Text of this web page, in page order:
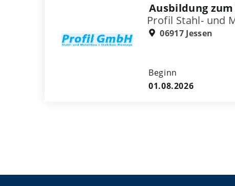
Ausbildung
Profil Stahl- und
06917 Jessen
Beginn
01.08.2026